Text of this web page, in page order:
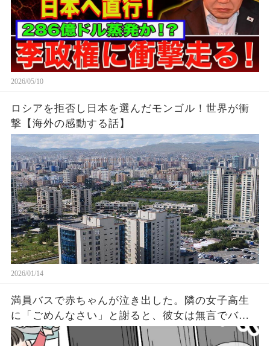
2026/05/10
ロシアを拒否し日本を選んだモンゴル！世界が衝
撃【海外の感動する話】
2026/01/14
満員バスで赤ちゃんが泣き出した。隣の女子高生
に「ごめんなさい」と謝ると、彼女は無言でバッ
グを開けた